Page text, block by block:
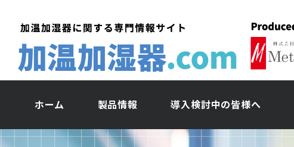
ホーム 製品情報 導入検討中の皆様へ